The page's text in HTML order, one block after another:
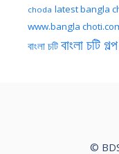
choda latest bangla
www.bangla
বাংলা চটি বাংলা চটি গল্প
©